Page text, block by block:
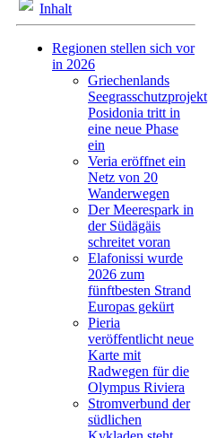
Inhalt
Regionen stellen sich vor
in 2026
Griechenlands
Seegrasschutzprojekt
Posidonia tritt in
eine neue Phase
ein
Veria eröffnet ein
Netz von 20
Wanderwegen
Der Meerespark in
der Südägäis
schreitet voran
Elafonissi wurde
2026 zum
fünftbesten Strand
Europas gekürt
Pieria
veröffentlicht neue
Karte mit
Radwegen für die
Olympus Riviera
Stromverbund der
südlichen